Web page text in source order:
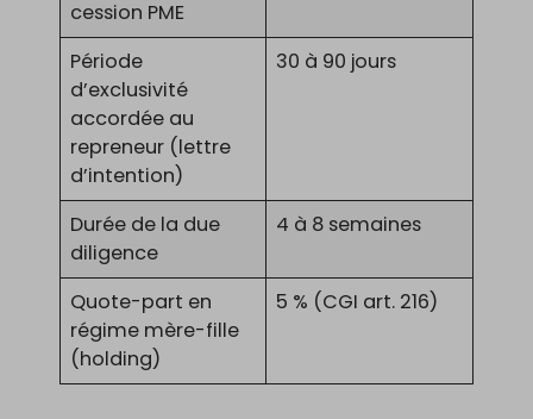
cession PME
Période
d’exclusivité
accordée au
repreneur (lettre
d’intention)
30 à 90 jours
Durée de la due
diligence
4 à 8 semaines
Quote-part en
régime mère-fille
(holding)
5 % (CGI art. 216)